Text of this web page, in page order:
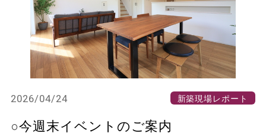
2026/04/24 新築現場レポート
○今週末イベントのご案内